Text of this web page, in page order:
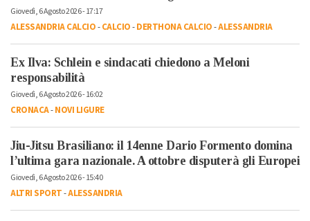
Giovedì, 6 Agosto 2026 - 17:17
ALESSANDRIA CALCIO-CALCIO-DERTHONA CALCIO-ALESSANDRIA
Ex Ilva: Schlein e sindacati chiedono a Meloni
responsabilità
Giovedì, 6 Agosto 2026 - 16:02
CRONACA-NOVI LIGURE
Jiu-Jitsu Brasiliano: il 14enne Dario Formento domina
l’ultima gara nazionale. A ottobre disputerà gli Europei
Giovedì, 6 Agosto 2026 - 15:40
ALTRI SPORT-ALESSANDRIA